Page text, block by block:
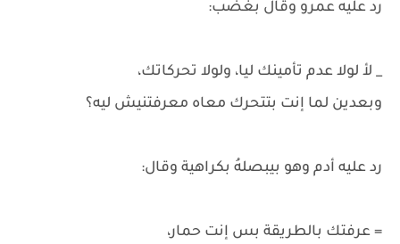
رد عليه عمرو وقال بغضب:
_ لأ لولا عدم تأمينك ليا، ولولا تحركاتك،
وبعدين لما إنت بتتحرك معاه معرفتنيش ليه؟
رد عليه أدم وهو بيبصلهُ بكراهية وقال:
= عرفتك بالطريقة بس إنت حمار،